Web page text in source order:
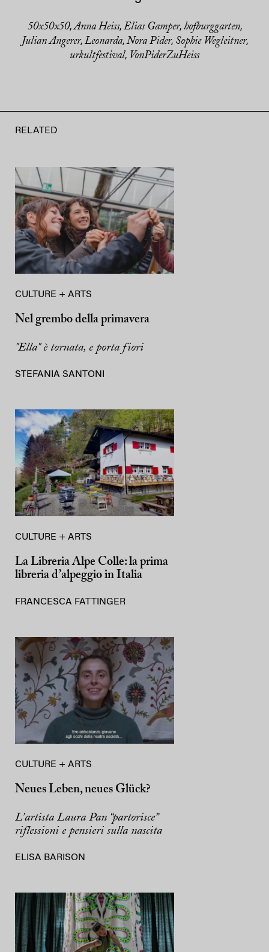
50x50x50,Anna Heiss, Elias Gamper, hofburggarten,
Julian Angerer, Leonarda,Nora Pider, Sophie Wegleitner,
urkultfestival, VonPiderZuHeiss
RELATED
CULTURE + ARTS
Nel grembo della primavera
"Ella" è tornata, e porta fiori
STEFANIA SANTONI
CULTURE + ARTS
La Libreria Alpe Colle: la prima
libreria d’alpeggio in Italia
FRANCESCA FATTINGER
CULTURE + ARTS
Neues Leben, neues Glück?
L’artista Laura Pan “partorisce”
riflessioni e pensieri sulla nascita
ELISA BARISON